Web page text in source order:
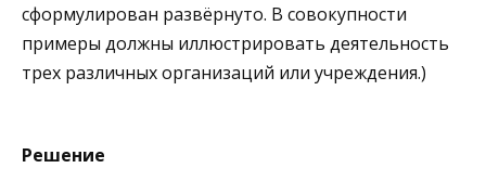
сформулирован развёрнуто. В совокупности
примеры должны иллюстрировать деятельность
трех различных организаций или учреждения.)
Решение